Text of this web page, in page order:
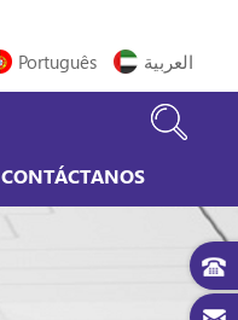
Português العربية
CONTÁCTANOS